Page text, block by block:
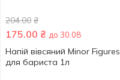
204.00 ₴
175.00 ₴ до 30.08
Напій вівсяний Minor Figures
для бариста 1л